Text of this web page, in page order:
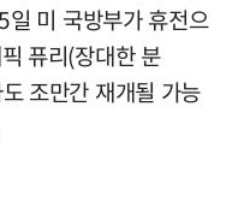
미 국방부가 휴전으
퓨리(장대한 분
조만간 재개될 가능